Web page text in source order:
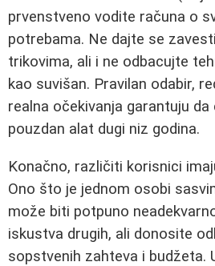
prvenstveno vodite računa o
potrebama. Ne dajte se
trikovima, ali i ne odbacujte
kao suvišan. Pravilan odabir,
realna očekivanja garantuju
pouzdan alat dugi niz godina.
Konačno, različiti korisnici
Ono što je jednom osobi
može biti potpuno
iskustva drugih, ali donosite
sopstvenih zahteva i budžeta.